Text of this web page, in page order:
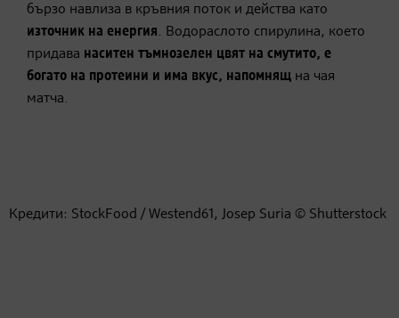
бързо навлиза в кръвния поток и действа като
източник на енергия. Водораслото спирулина, което
придава наситен тъмнозелен цвят на смутито, е
богато на протеини и има вкус, напомнящ на чая
матча.
Кредити: StockFood / Westend61, Josep Suria © Shutterstock